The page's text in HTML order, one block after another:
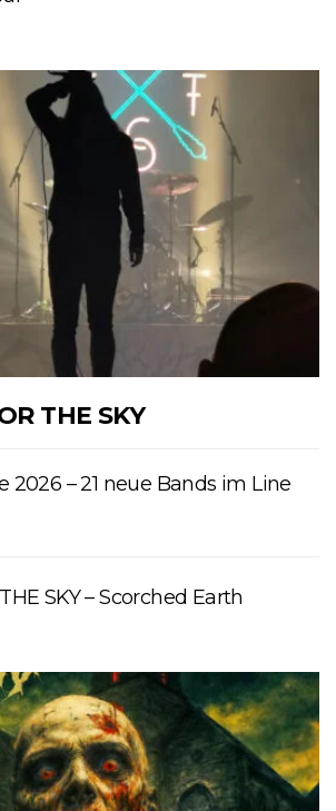
THE SKY
2026 – 21 neue Bands im Line
SKY – Scorched Earth